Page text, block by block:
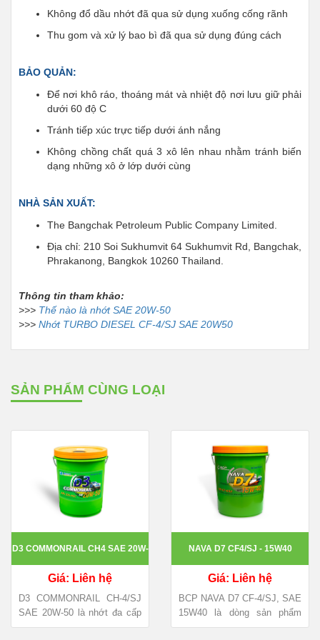
Không đổ dầu nhớt đã qua sử dụng xuống cống rãnh
Thu gom và xử lý bao bì đã qua sử dụng đúng cách
BẢO QUẢN:
Để nơi khô ráo, thoáng mát và nhiệt độ nơi lưu giữ phải
dưới 60 độ C
Tránh tiếp xúc trực tiếp dưới ánh nắng
Không chồng chất quá 3 xô lên nhau nhằm tránh biến
dạng những xô ở lớp dưới cùng
NHÀ SẢN XUẤT:
The Bangchak Petroleum Public Company Limited.
Địa chỉ: 210 Soi Sukhumvit 64 Sukhumvit Rd, Bangchak,
Phrakanong, Bangkok 10260 Thailand.
Thông tin tham khảo:
>>> Thế nào là nhớt SAE 20W-50
>>> Nhớt TURBO DIESEL CF-4/SJ SAE 20W50
SẢN PHẨM CÙNG LOẠI
D3 COMMONRAIL CH4 SAE 20W-
50
Giá: Liên hệ
D3 COMMONRAIL CH-4/SJ
SAE 20W-50 là nhớt đa cấp
bán tổng hợp chất lượng cao
NAVA D7 CF4/SJ - 15W40
Giá: Liên hệ
BCP NAVA D7 CF-4/SJ, SAE
15W40 là dòng sản phẩm
nhớt chất lượng cao chuyên